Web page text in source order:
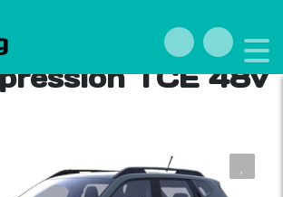
Dacia Duster
TCE 48v